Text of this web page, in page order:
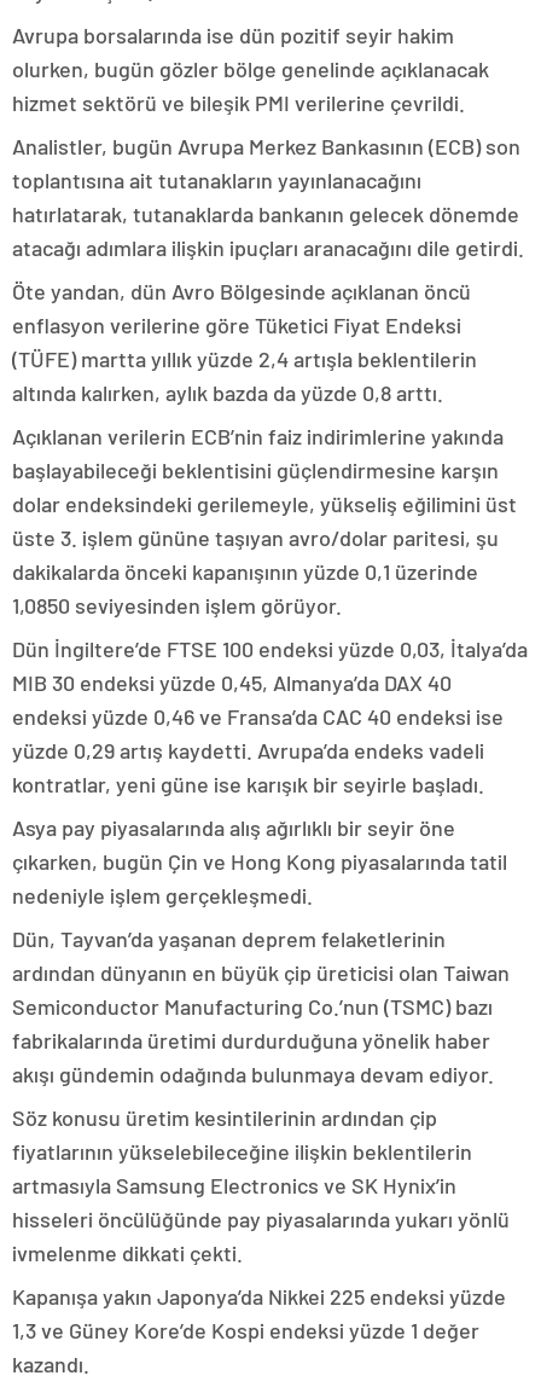
Avrupa borsalarında ise dün pozitif seyir hakim
olurken, bugün gözler bölge genelinde açıklanacak
hizmet sektörü ve bileşik PMI verilerine çevrildi.
Analistler, bugün Avrupa Merkez Bankasının (ECB) son
toplantısına ait tutanakların yayınlanacağını
hatırlatarak, tutanaklarda bankanın gelecek dönemde
atacağı adımlara ilişkin ipuçları aranacağını dile getirdi.
Öte yandan, dün Avro Bölgesinde açıklanan öncü
enflasyon verilerine göre Tüketici Fiyat Endeksi
(TÜFE) martta yıllık yüzde 2,4 artışla beklentilerin
altında kalırken, aylık bazda da yüzde 0,8 arttı.
Açıklanan verilerin ECB’nin faiz indirimlerine yakında
başlayabileceği beklentisini güçlendirmesine karşın
dolar endeksindeki gerilemeyle, yükseliş eğilimini üst
üste 3. işlem gününe taşıyan avro/dolar paritesi, şu
dakikalarda önceki kapanışının yüzde 0,1 üzerinde
1,0850 seviyesinden işlem görüyor.
Dün İngiltere’de FTSE 100 endeksi yüzde 0,03, İtalya’da
MIB 30 endeksi yüzde 0,45, Almanya’da DAX 40
endeksi yüzde 0,46 ve Fransa’da CAC 40 endeksi ise
yüzde 0,29 artış kaydetti. Avrupa’da endeks vadeli
kontratlar, yeni güne ise karışık bir seyirle başladı.
Asya pay piyasalarında alış ağırlıklı bir seyir öne
çıkarken, bugün Çin ve Hong Kong piyasalarında tatil
nedeniyle işlem gerçekleşmedi.
Dün, Tayvan’da yaşanan deprem felaketlerinin
ardından dünyanın en büyük çip üreticisi olan Taiwan
Semiconductor Manufacturing Co.’nun (TSMC) bazı
fabrikalarında üretimi durdurduğuna yönelik haber
akışı gündemin odağında bulunmaya devam ediyor.
Söz konusu üretim kesintilerinin ardından çip
fiyatlarının yükselebileceğine ilişkin beklentilerin
artmasıyla Samsung Electronics ve SK Hynix’in
hisseleri öncülüğünde pay piyasalarında yukarı yönlü
ivmelenme dikkati çekti.
Kapanışa yakın Japonya’da Nikkei 225 endeksi yüzde
1,3 ve Güney Kore’de Kospi endeksi yüzde 1 değer
kazandı.